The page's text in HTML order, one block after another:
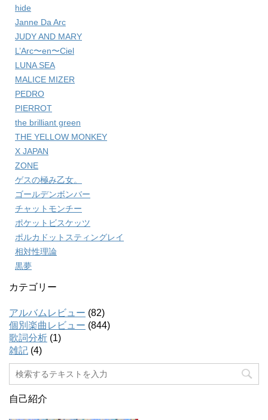
hide
Janne Da Arc
JUDY AND MARY
L’Arc〜en〜Ciel
LUNA SEA
MALICE MIZER
PEDRO
PIERROT
the brilliant green
THE YELLOW MONKEY
X JAPAN
ZONE
ゲスの極み乙女。
ゴールデンボンバー
チャットモンチー
ポケットビスケッツ
ポルカドットスティングレイ
相対性理論
黒夢
カテゴリー
アルバムレビュー (82)
個別楽曲レビュー (844)
歌詞分析 (1)
雑記 (4)
自己紹介